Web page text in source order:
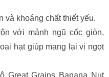
và khoáng chất thiết yếu.
với mảnh ngũ cốc giòn,
hạt giúp mang lại vị ngọt
Great Grains Banana Nut